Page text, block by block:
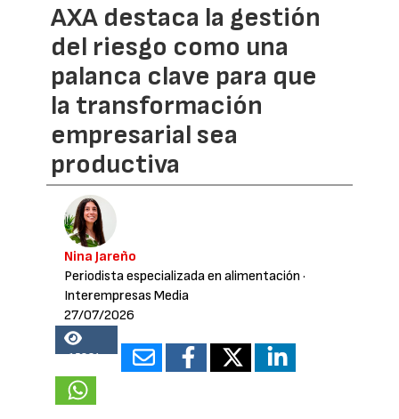
AXA destaca la gestión
del riesgo como una
palanca clave para que
la transformación
empresarial sea
productiva
Nina Jareño
Periodista especializada en alimentación ·
Interempresas Media
27/07/2026
15834